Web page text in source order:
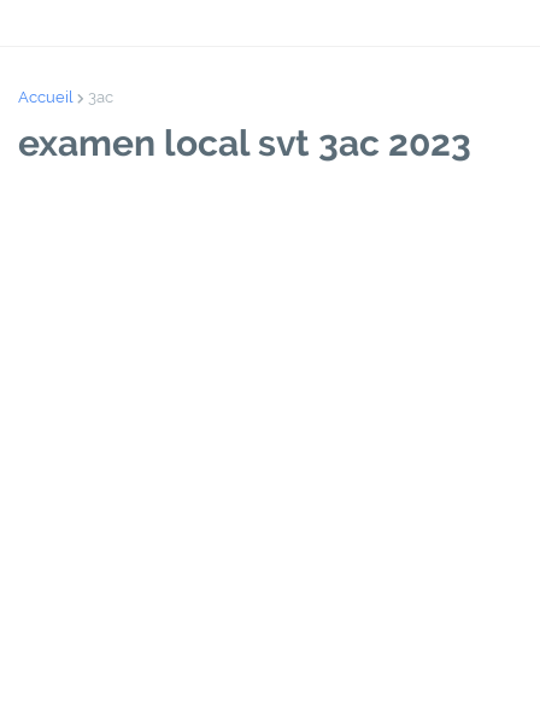
Accueil 3ac
examen local svt 3ac 2023